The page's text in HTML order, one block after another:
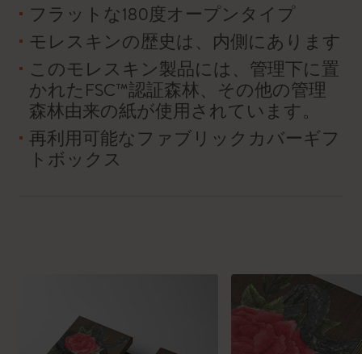
フラットな180度オープンタイプ
モレスキンの歴史は、内側にあります
このモレスキン製品には、管理下に置
かれたFSC™認証森林、その他の管理
森林由来の紙が使用されています。
再利用可能なファブリックカバーギフ
トボックス